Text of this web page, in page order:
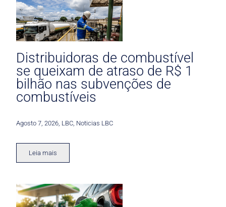
Distribuidoras de combustível
se queixam de atraso de R$ 1
bilhão nas subvenções de
combustíveis
Agosto 7, 2026 LBC Noticias LBC
Leia mais